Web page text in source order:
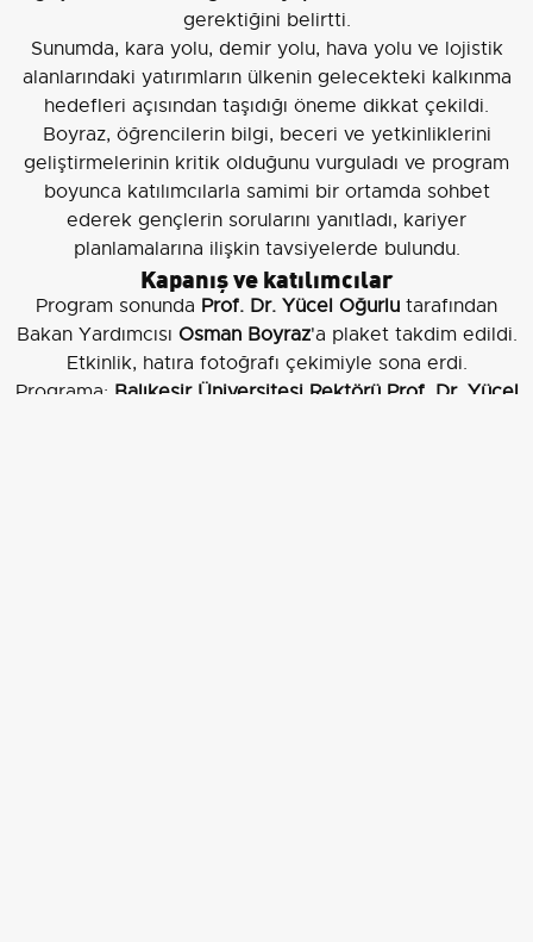
gerektiğini belirtti.
Sunumda, kara yolu, demir yolu, hava yolu ve lojistik
alanlarındaki yatırımların ülkenin gelecekteki kalkınma
hedefleri açısından taşıdığı öneme dikkat çekildi.
Boyraz, öğrencilerin bilgi, beceri ve yetkinliklerini
geliştirmelerinin kritik olduğunu vurguladı ve program
boyunca katılımcılarla samimi bir ortamda sohbet
ederek gençlerin sorularını yanıtladı, kariyer
planlamalarına ilişkin tavsiyelerde bulundu.
Kapanış ve katılımcılar
Program sonunda Prof. Dr. Yücel Oğurlu tarafından
Bakan Yardımcısı Osman Boyraz'a plaket takdim edildi.
Etkinlik, hatıra fotoğrafı çekimiyle sona erdi.
Programa; Balıkesir Üniversitesi Rektörü Prof. Dr. Yücel